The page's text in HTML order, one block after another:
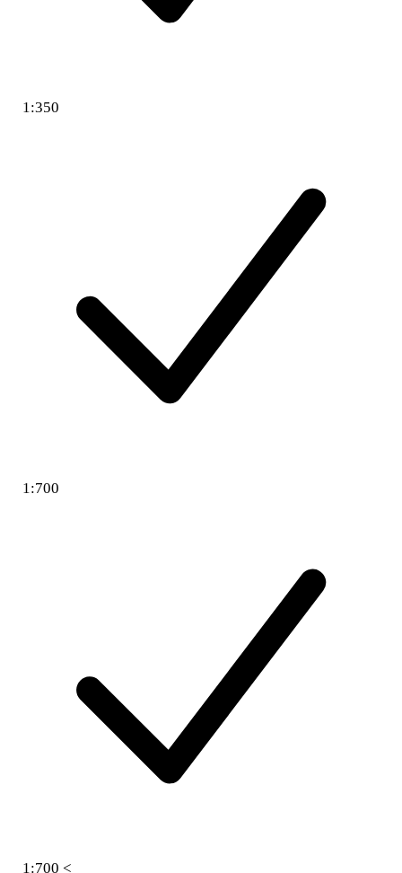
1:350
1:700
1:700 <